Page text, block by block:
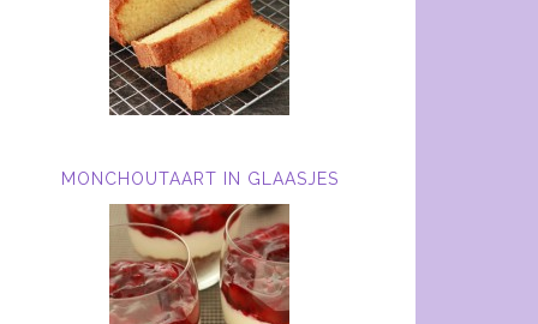
MONCHOUTAART IN GLAASJES